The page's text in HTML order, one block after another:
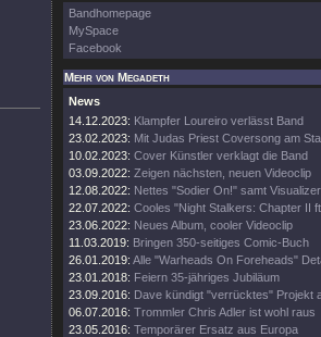
Bandhomepage
MySpace
Facebook
Mehr von Megadeth
News
14.12.2023: Klampfer Loureiro verlässt Band
23.02.2023: Mit Judas Priest Coversong am
10.02.2023: Cover Künstler verklagt die Band
03.09.2022: Zeigen nächsten, neuen Videoclip
12.08.2022: Nettes "Sodier On!" samt Visualizer
22.07.2022: Cooles "Night Stalkers: Chapter II
23.06.2022: Neues Album, cooler Videoclip
11.03.2019: Bringen 350-seitiges Comic-Buch
26.01.2019: Alle "Warheads On Foreheads"
23.01.2018: Feiern 35-jähriges Jubiläum
23.09.2016: Dave kündigt "verrücktes" Projekt
06.07.2016: Trommler Chris Adler ist wohl raus
23.05.2016: Temporärer Ersatz aus Europa